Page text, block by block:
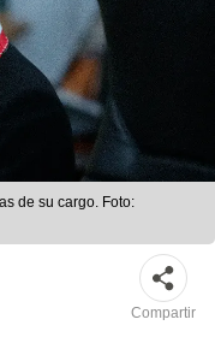
de su cargo. Foto:
Compartir